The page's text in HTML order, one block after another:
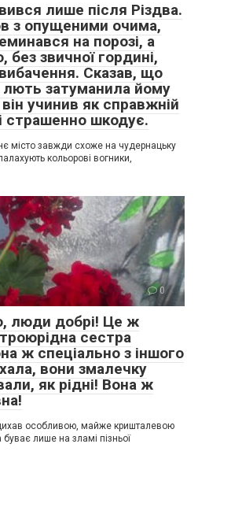
лише після Різдва.
з опущеними очима,
на порозі, а
без звичної гордині,
Сказав, що
лють затуманила йому
учинив як справжній
страшенно шкодує.
місто завжди схоже на чудернацьку
кольорові вогники,
0
люди добрі! Це ж
сестра
ж спеціально з іншого
вони змалечку
як рідні! Вона ж
особливою, майже кришталевою
лише на зламі пізньої